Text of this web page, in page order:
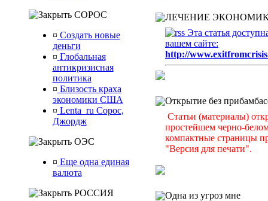
СОРОС
¤ Создать новые
деньги
¤ Глобальная
антикризисная
политика
¤ Близость краха
экономики США
¤ Lenta_ru Сорос,
Джордж
ОЭС
¤ Еще одна единая
валюта
РОССИЯ
ЛЕЧЕНИЕ
Эта статья
вашем сайте:
http://
Открытие без
Статьи (материалы)
простейшем черно-
компактные страницы
"Версия для печати".
Одна из угроз мне